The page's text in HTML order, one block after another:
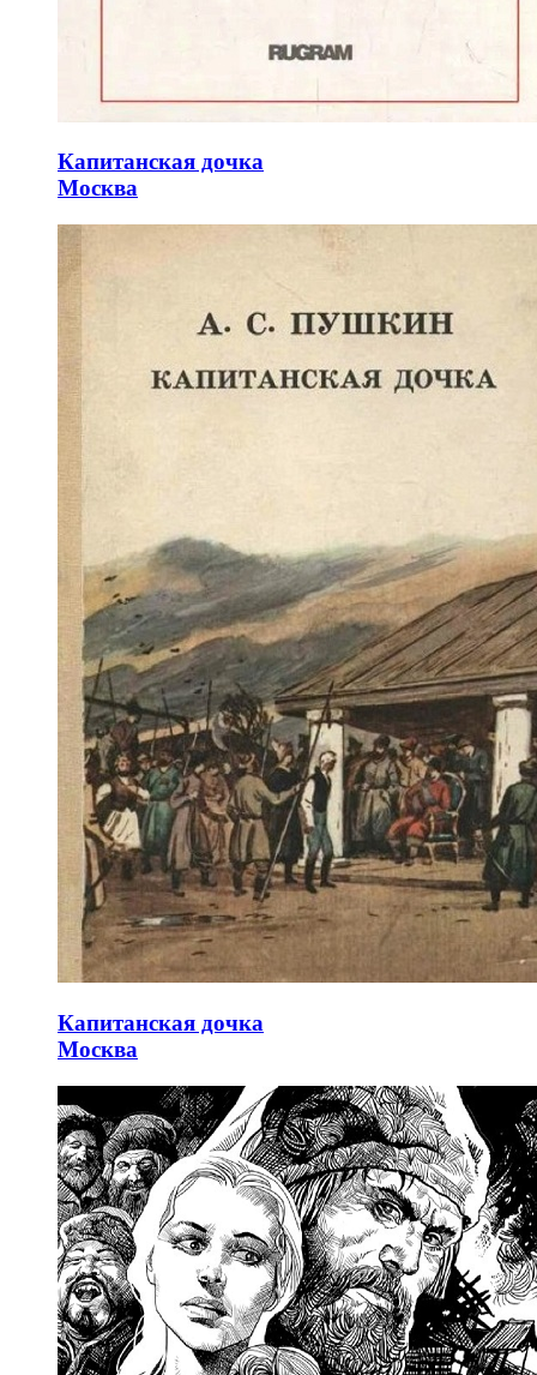
Капитанская дочка
Москва
Капитанская дочка
Москва